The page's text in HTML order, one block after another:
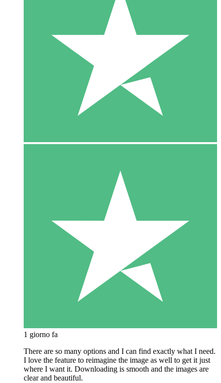
1 giorno fa
There are so many options and I can find exactly what I need.
I love the feature to reimagine the image as well to get it just
where I want it. Downloading is smooth and the images are
clear and beautiful.